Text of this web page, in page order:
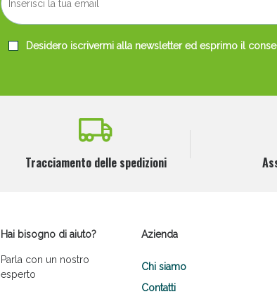
Desidero iscrivermi alla newsletter ed esprimo il
Tracciamento delle spedizioni
Hai bisogno di aiuto?
Parla con un nostro
esperto
Azienda
Chi siamo
Contatti